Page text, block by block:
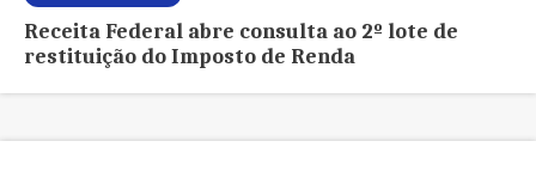
Receita Federal abre consulta ao 2º lote de
restituição do Imposto de Renda